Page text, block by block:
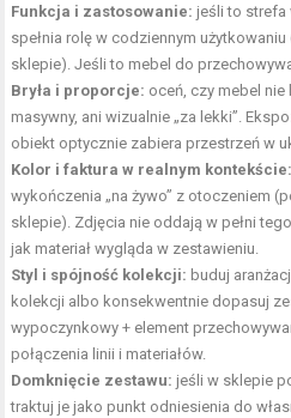
Funkcja i zastosowanie: jeśli to strefa
spełnia rolę w codziennym
sklepie). Jeśli to mebel do
Bryła i proporcje: oceń, czy mebel
masywny, ani wizualnie „za lekki”.
obiekt optycznie zabiera przestrzeń w
Kolor i faktura w realnym kontekście:
wykończenia „na żywo” z otoczeniem
sklepie). Zdjęcia nie oddają w pełni
jak materiał wygląda w zestawieniu.
Styl i spójność kolekcji: buduj
kolekcji albo konsekwentnie dopasuj
wypoczynkowy + element
połączenia linii i materiałów.
Domknięcie zestawu: jeśli w sklepie
traktuj je jako punkt odniesienia do